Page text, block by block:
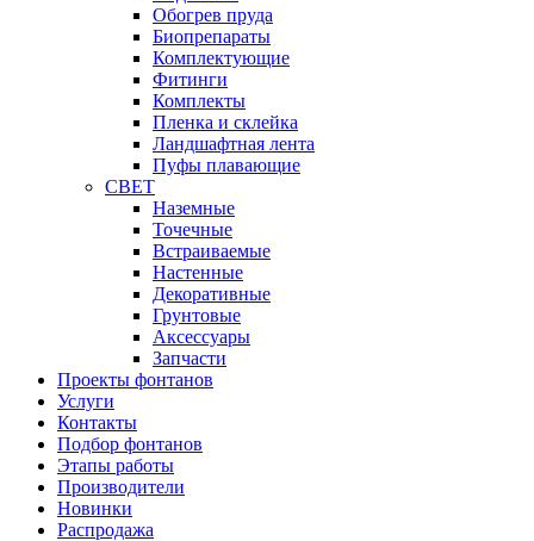
Обогрев пруда
Биопрепараты
Комплектующие
Фитинги
Комплекты
Пленка и склейка
Ландшафтная лента
Пуфы плавающие
СВЕТ
Наземные
Точечные
Встраиваемые
Настенные
Декоративные
Грунтовые
Аксессуары
Запчасти
Проекты фонтанов
Услуги
Контакты
Подбор фонтанов
Этапы работы
Производители
Новинки
Распродажа